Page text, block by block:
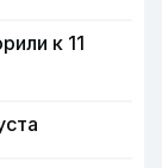
к 11